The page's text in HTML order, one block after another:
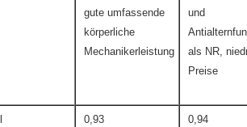
gute umfassende
körperliche
Mechanikerleistung
und
als NR,
Preise
0,93 0,94